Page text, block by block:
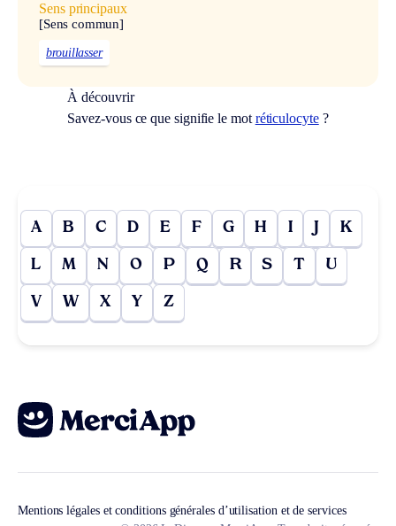
Sens principaux
[Sens commun]
brouillasser
À découvrir
Savez-vous ce que signifie le mot réticulocyte?
A B C D E F G H I J K
L M N O P Q R S T U
V W X Y Z
Mentions légales et conditions générales d’utilisation et de services